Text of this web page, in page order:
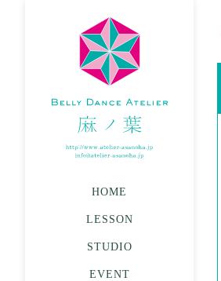
HOME
LESSON
STUDIO
EVENT